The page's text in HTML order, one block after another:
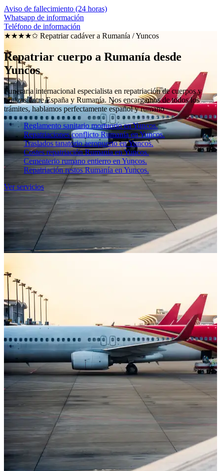
Aviso de fallecimiento (24 horas)
Whatsapp de información
Teléfono de información
★★★★✩ Repatriar cadáver a Rumanía /Yuncos
Repatriar cuerpo a Rumanía desde
Yuncos
Funeraria internacional especialista en repatriación de cuerpos y
cenizas entre España y Rumanía. Nos encargamos de todos los
trámites, hablamos perfectamente español y rumano
Reglamento sanitario mortuorio en Yuncos.
Repatriaciones conflicto Rumanía en Yuncos.
Traslados tanatorio aeropuerto en Yuncos.
Costes repatriación Rumanía en Yuncos.
Cementerio rumano entierro en Yuncos.
Repatriación restos Rumanía en Yuncos.
Ver servicios